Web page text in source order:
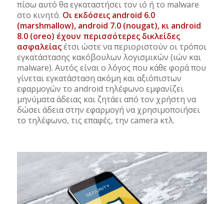
πίσω αυτό θα εγκαταστήσει τον ιό ή το malware
στο κινητό. Οι εκδόσεις android 6.0
(marshmallow), android 7.0 (nougat), κι android
8.0 (oreo) έχουν περισσότερες δικλείδες
ασφαλείαςέτσι ώστε να περιοριστούν οι τρόποι
εγκατάστασης κακόβουλων λογισμικών (ιών και
malware). Αυτός είναι ο λόγος που κάθε φορά που
γίνεται εγκατάσταση ακόμη και αξιόπιστων
εφαρμογών το android τηλέφωνο εμφανίζει
μηνύματα άδειας και ζητάει από τον χρήστη να
δώσει άδεια στην εφαρμογή να χρησιμοποιήσει
το τηλέφωνο, τις επαφές, την camera κτλ.